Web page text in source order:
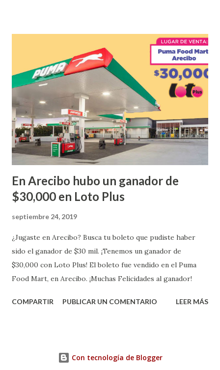
ganador fue vendido en la farmacia Yarimar de la
Urbanización Las Lomas en el Municipio de San Juan
¡Enhorabuena que lo disfrute!
...
En Arecibo hubo un ganador de
$30,000 en Loto Plus
septiembre 24, 2019
¿Jugaste en Arecibo? Busca tu boleto que pudiste haber
sido el ganador de $30 mil. ¡Tenemos un ganador de
$30,000 con Loto Plus! El boleto fue vendido en el Puma
Food Mart, en Arecibo. ¡Muchas Felicidades al ganador!
COMPARTIR PUBLICAR UN COMENTARIO LEER MÁS
Con tecnología de Blogger